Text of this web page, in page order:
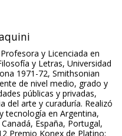
y Licenciada en
y Letras, Universidad
1971-72, Smithsonian
de nivel medio, grado y
públicas y privadas,
del arte y curaduría. Realizó
tecnología en Argentina,
España, Portugal,
Premio Konex de Platino;